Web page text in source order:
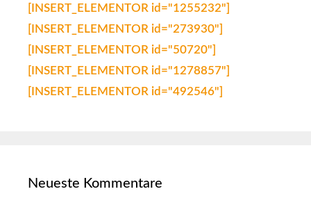
[INSERT_ELEMENTOR id="1255232"]
[INSERT_ELEMENTOR id="273930"]
[INSERT_ELEMENTOR id="50720"]
[INSERT_ELEMENTOR id="1278857"]
[INSERT_ELEMENTOR id="492546"]
Neueste Kommentare